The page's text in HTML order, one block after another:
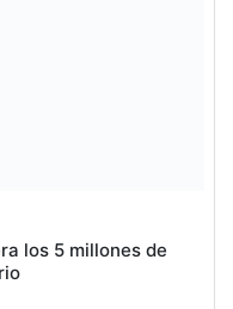
los 5 millones de